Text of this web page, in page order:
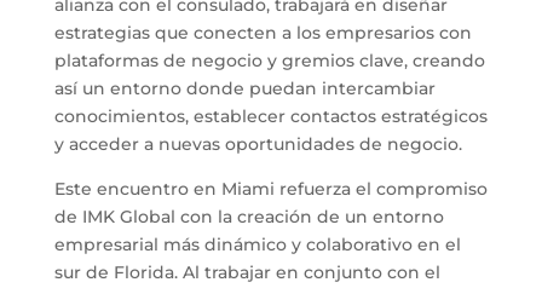
alianza con el consulado, trabajará en diseñar
estrategias que conecten a los empresarios con
plataformas de negocio y gremios clave, creando
así un entorno donde puedan intercambiar
conocimientos, establecer contactos estratégicos
y acceder a nuevas oportunidades de negocio.
Este encuentro en Miami refuerza el compromiso
de IMK Global con la creación de un entorno
empresarial más dinámico y colaborativo en el
sur de Florida. Al trabajar en conjunto con el